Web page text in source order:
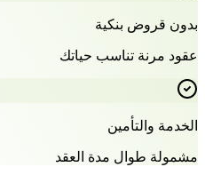
بدون قروض بنكية
عقود مرنة تناسب حياتك
الخدمة والتأمين
مشمولة طوال مدة العقد